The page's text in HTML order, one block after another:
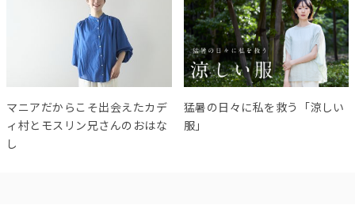
マニアだからこそ出会えたカデ
ィ村とモスリン兄さんのおはな
し
猛暑の日々に私を救う「涼しい
服」